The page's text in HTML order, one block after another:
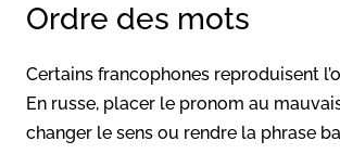
Ordre des mots
Certains francophones reproduisent
En russe, placer le pronom au
changer le sens ou rendre la phrase